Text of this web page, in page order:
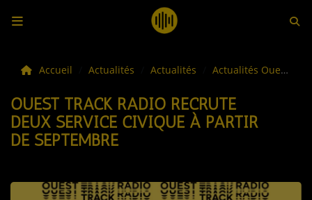
LES ACTUS
LA MUSIQUE
LES PLAYLISTS
Accueil Actualités Actualités Actualités Ouest Track
OUEST TRACK RADIO RECRUTE
DEUX SERVICE CIVIQUE À PARTIR
DE SEPTEMBRE